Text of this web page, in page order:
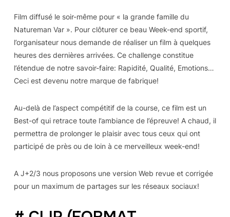
Film diffusé le soir-même pour « la grande famille du
Natureman Var ». Pour clôturer ce beau Week-end sportif,
l’organisateur nous demande de réaliser un film à quelques
heures des dernières arrivées. Ce challenge constitue
l’étendue de notre savoir-faire: Rapidité, Qualité, Emotions…
Ceci est devenu notre marque de fabrique!
Au-delà de l’aspect compétitif de la course, ce film est un
Best-of qui retrace toute l’ambiance de l’épreuve! A chaud, il
permettra de prolonger le plaisir avec tous ceux qui ont
participé de près ou de loin à ce merveilleux week-end!
A J+2/3 nous proposons une version Web revue et corrigée
pour un maximum de partages sur les réseaux sociaux!